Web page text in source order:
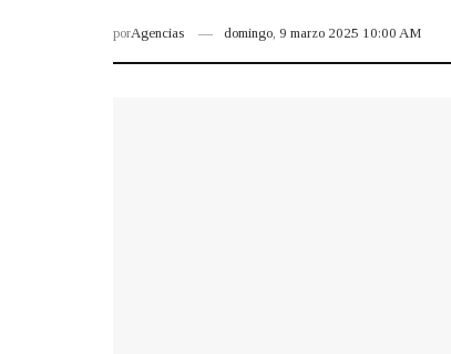
porAgencias domingo, 9 marzo 2025 10:00 AM